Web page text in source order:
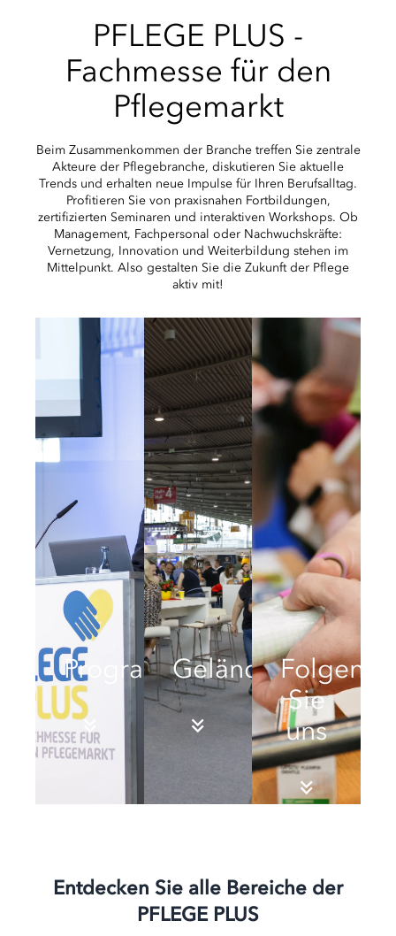
PFLEGE PLUS -
Fachmesse für den
Pflegemarkt
Beim Zusammenkommen der Branche treffen Sie zentrale
Akteure der Pflegebranche, diskutieren Sie aktuelle
Trends und erhalten neue Impulse für Ihren Berufsalltag.
Profitieren Sie von praxisnahen Fortbildungen,
zertifizierten Seminaren und interaktiven Workshops. Ob
Management, Fachpersonal oder Nachwuchskräfte:
Vernetzung, Innovation und Weiterbildung stehen im
Mittelpunkt. Also gestalten Sie die Zukunft der Pflege
aktiv mit!
ProgrammGeländeplan
Folgen
Sie
uns
Entdecken Sie alle Bereiche der
PFLEGE PLUS